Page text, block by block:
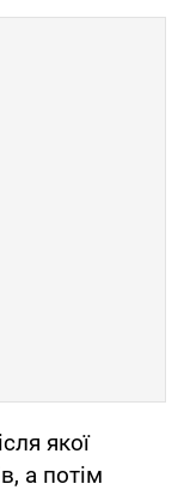
якої
а потім